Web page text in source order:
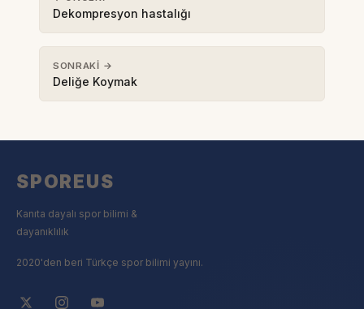
Dekompresyon hastalığı
SONRAKI →
Deliğe Koymak
SPOREUS
Kanıta dayalı spor bilimi &
dayanıklılık
2020'den beri Türkçe spor bilimi yayını.